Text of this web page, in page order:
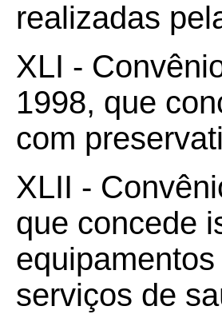
realizadas
XLI -
1998, que
com
XLII -
que concede
serviços de